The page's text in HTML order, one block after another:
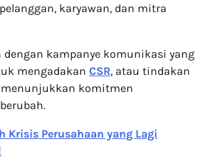
karyawan, dan mitra
kampanye komunikasi yang
mengadakan CSR, atau tindakan
menunjukkan komitmen
Krisis Perusahaan yang Lagi